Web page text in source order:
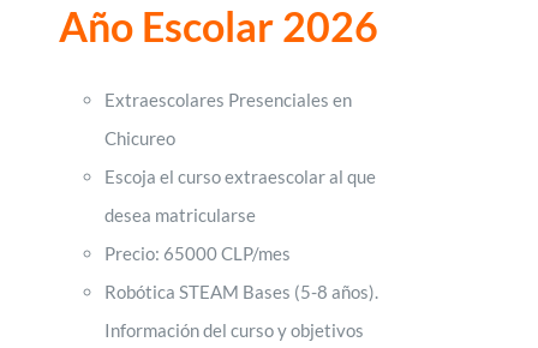
Año Escolar 2026
Extraescolares Presenciales en
Chicureo
Escoja el curso extraescolar al que
desea matricularse
Precio: 65000 CLP/mes
Robótica STEAM Bases (5-8 años).
Información del curso y objetivos